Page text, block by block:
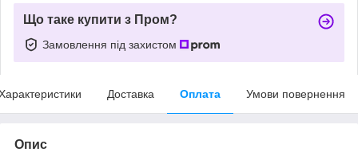
Що таке купити з Пром?
Замовлення під захистом
Доставка Оплата Умови повернення
Опис